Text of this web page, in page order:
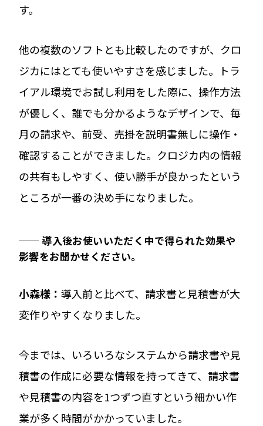
す。
他の複数のソフトとも比較したのですが、クロ
ジカにはとても使いやすさを感じました。トラ
イアル環境でお試し利用をした際に、操作方法
が優しく、誰でも分かるようなデザインで、毎
月の請求や、前受、売掛を説明書無しに操作・
確認することができました。クロジカ内の情報
の共有もしやすく、使い勝手が良かったという
ところが一番の決め手になりました。
── 導入後お使いいただく中で得られた効果や
影響をお聞かせください。
小森様：導入前と比べて、請求書と見積書が大
変作りやすくなりました。
今までは、いろいろなシステムから請求書や見
積書の作成に必要な情報を持ってきて、請求書
や見積書の内容を1つずつ直すという細かい作
業が多く時間がかかっていました。